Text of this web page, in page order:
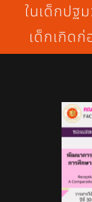
เกี่ยวกับม
ติดต่อเรา
ในเด็กปฐ
เด็กเกิด